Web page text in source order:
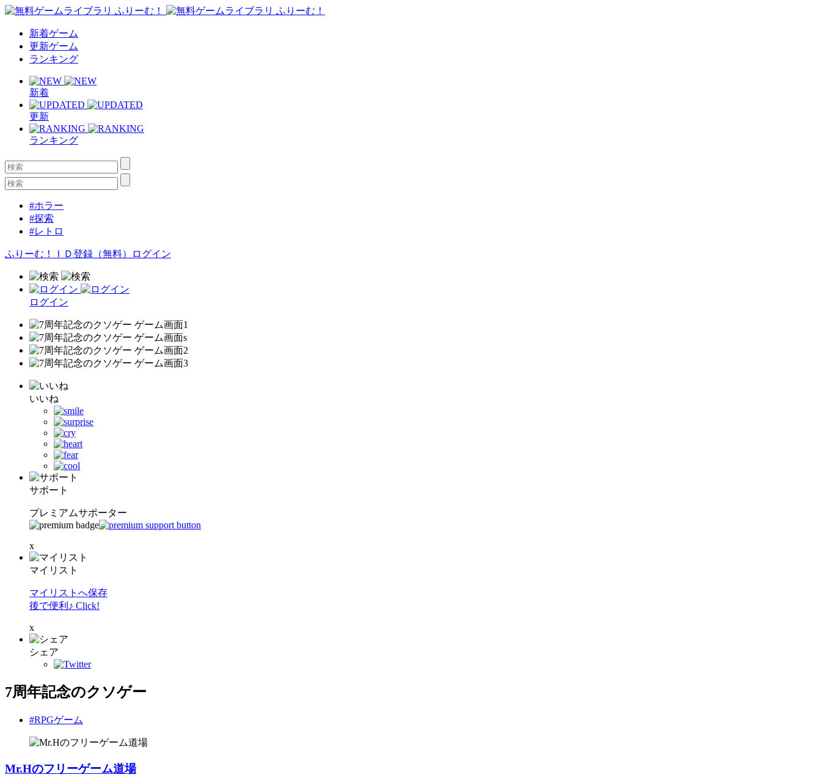
新着ゲーム
更新ゲーム
ランキング
新着
更新
ランキング
#ホラー
#探索
#レトロ
ふりーむ！ＩＤ登録（無料） ログイン
ログイン
いいね
サポート
プレミアムサポーター
x
マイリスト
マイリストへ保存
後で便利♪ Click!
x
シェア
7周年記念のクソゲー
#RPGゲーム
Mr.Hのフリーゲーム道場